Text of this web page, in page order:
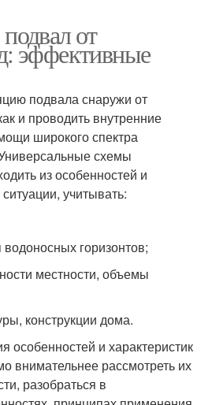
от
эффективные
подвала снаружи от
и проводить внутренние
широкого спектра
схемы
из особенностей и
учитывать:
горизонтов;
местности, объемы
конструкции дома.
особенностей и характеристик
внимательнее рассмотреть их
разобраться в